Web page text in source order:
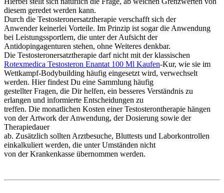
diesem geredet werden kann.
Durch die Testosteronersatztherapie verschafft sich der
Anwender keinerlei Vorteile. Im Prinzip ist sogar die Anwendung
bei Leistungssportlern, die unter der Aufsicht der
Antidopingagenturen stehen, ohne Weiteres denkbar.
Die Testosteronersatztherapie darf nicht mit der klassischen
Rotexmedica Testosteron Enantat 100 Ml Kaufen-Kur, wie sie im
Wettkampf-Bodybuilding häufig eingesetzt wird, verwechselt
werden. Hier findest Du eine Sammlung häufig
gestellter Fragen, die Dir helfen, ein besseres Verständnis zu
erlangen und informierte Entscheidungen zu
treffen. Die monatlichen Kosten einer Testosterontherapie hängen
von der Artwork der Anwendung, der Dosierung sowie der
Therapiedauer
ab. Zusätzlich sollten Arztbesuche, Bluttests und Laborkontrollen
einkalkuliert werden, die unter Umständen nicht
von der Krankenkasse übernommen werden.